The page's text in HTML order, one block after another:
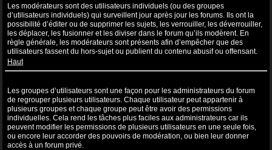
Les modérateurs sont des utilisateurs individuels (ou des groupes
d’utilisateurs individuels) qui surveillent jour après jour les forums. Ils ont la
possibilité d’éditer ou de supprimer les sujets, les verrouiller, les déverrouiller,
les déplacer, les fusionner et les diviser dans le forum qu’ils modèrent. En
règle générale, les modérateurs sont présents afin d’empêcher que des
utilisateurs fassent du hors-sujet ou publient du contenu abusif ou offensant.
Haut
Les groupes d’utilisateurs sont une façon pour les administrateurs du forum
de regrouper plusieurs utilisateurs. Chaque utilisateur peut appartenir à
plusieurs groupes et chaque groupe peut être avoir des permissions
individuelles. Cela rend les tâches plus faciles aux administrateurs car ils
peuvent modifier les permissions de plusieurs utilisateurs en une seule fois,
ou encore leur accorder des pouvoirs de modération, ou bien leur donner
accès à un forum privé.